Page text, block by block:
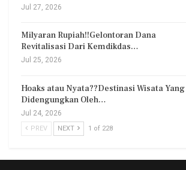
Jul 27, 2026
Milyaran Rupiah!!Gelontoran Dana
Revitalisasi Dari Kemdikdas…
Jul 25, 2026
Hoaks atau Nyata??Destinasi Wisata Yang
Didengungkan Oleh…
Jul 24, 2026
PREV NEXT 1 of 228